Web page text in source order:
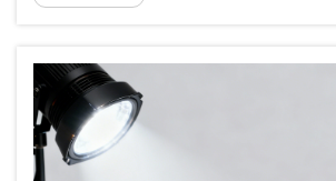
personnes souhaitant maintenir des